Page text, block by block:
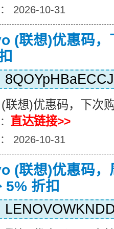
2026-10-31
(联想)优惠码，
8QOYpHBaECCJ
联想)优惠码，下次
： 直达链接>>
2026-10-31
(联想)优惠码，
5% 折扣